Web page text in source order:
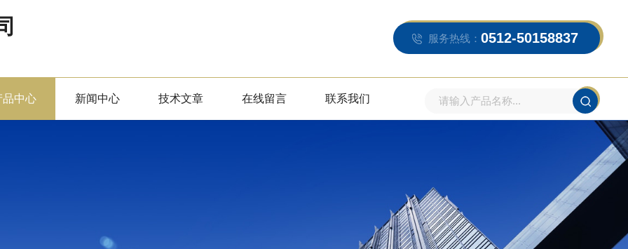
服务热线： 0512-50158837
品中心 新闻中心 技术文章 在线留言 联系我们